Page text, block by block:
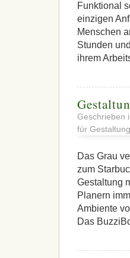
Funktional
einzigen
Menschen
Stunden
ihrem
Geschrieben
für
Das Grau
zum
Gestaltung
Planern
Ambiente
Das